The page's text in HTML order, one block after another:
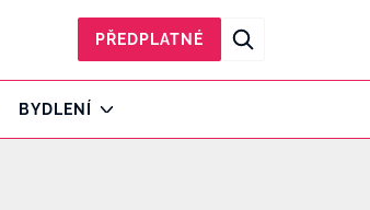
PŘEDPLATNÉ
BYDLENÍ